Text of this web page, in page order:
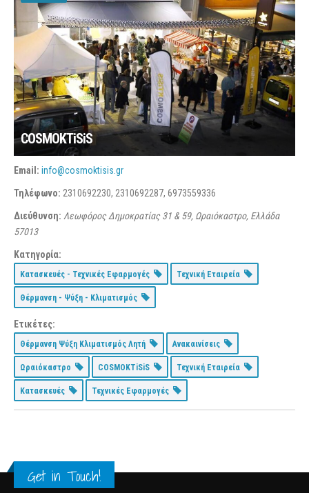
COSMOKTiSiS
Email: info@cosmoktisis.gr
Τηλέφωνο: 2310692230, 2310692287, 6973559336
Διεύθυνση: Λεωφόρος Δημοκρατίας 31 & 59, Ωραιόκαστρο, Ελλάδα
57013
Κατηγορία:
Κατασκευές - Τεχνικές Εφαρμογές Τεχνική Εταιρεία
Θέρμανση - Ψύξη - Κλιματισμός
Ετικέτες:
Θέρμανση Ψύξη Κλιματισμός Λητή Ανακαινίσεις
Ωραιόκαστρο COSMOKTiSiS Τεχνική Εταιρεία
Κατασκευές Τεχνικές Εφαρμογές
Get in Touch!